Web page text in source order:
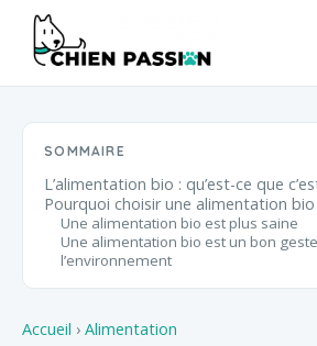
Accueil › Alimentation
SOMMAIRE
L’alimentation bio : qu’est-ce que
Pourquoi choisir une alimentation
Une alimentation bio est plus saine
Une alimentation bio est un bon
l’environnement